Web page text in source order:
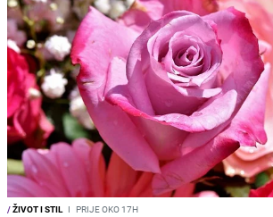
/ŽIVOT I STIL I PRIJE OKO 17H